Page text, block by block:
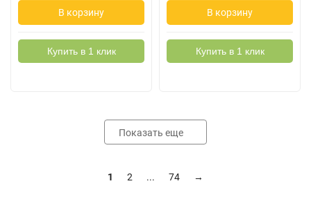
В корзину
Купить в 1 клик
В корзину
Купить в 1 клик
Показать еще
1 2 ... 74 →